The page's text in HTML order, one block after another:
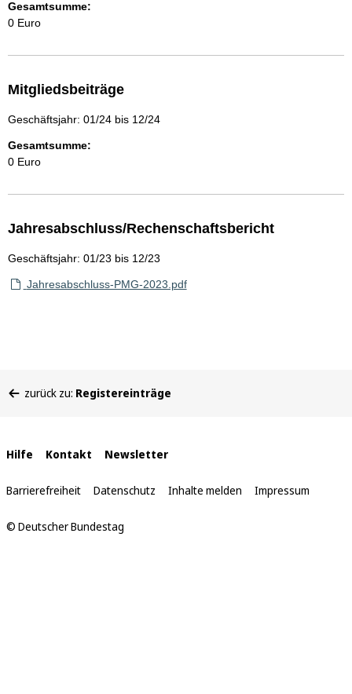
Gesamtsumme:
0 Euro
Mitgliedsbeiträge
Geschäftsjahr: 01/24 bis 12/24
Gesamtsumme:
0 Euro
Jahresabschluss/Rechenschaftsbericht
Geschäftsjahr: 01/23 bis 12/23
Jahresabschluss-PMG-2023.pdf
befinden
zurück zu: Registereinträge
Interne
Links
Hilfe Kontakt Newsletter
Barrierefreiheit Datenschutz Inhalte melden Impressum
© Deutscher Bundestag